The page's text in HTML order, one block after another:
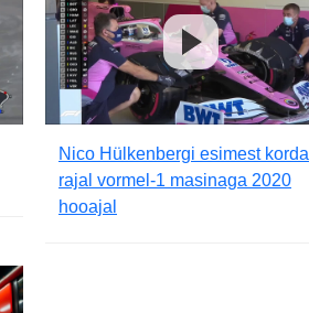
Nico Hülkenbergi esimest korda
rajal vormel-1 masinaga 2020
hooajal